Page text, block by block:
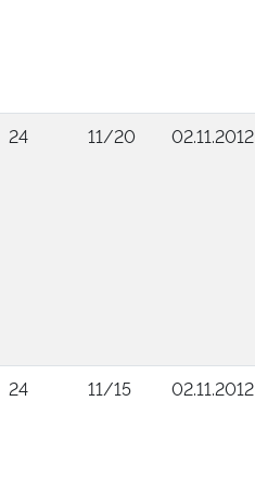
24
11/20 02.11.2012
24
11/15 02.11.2012